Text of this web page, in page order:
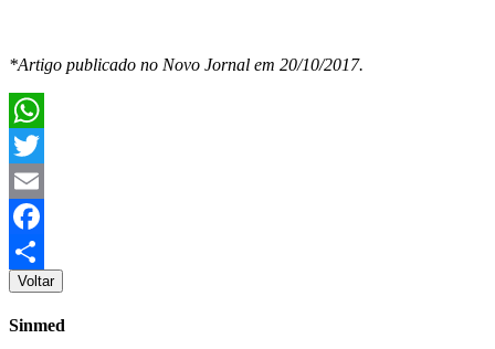
*Artigo publicado no Novo Jornal em 20/10/2017.
WhatsApp
Twitter
Email
Facebook
Share
Voltar
Sinmed